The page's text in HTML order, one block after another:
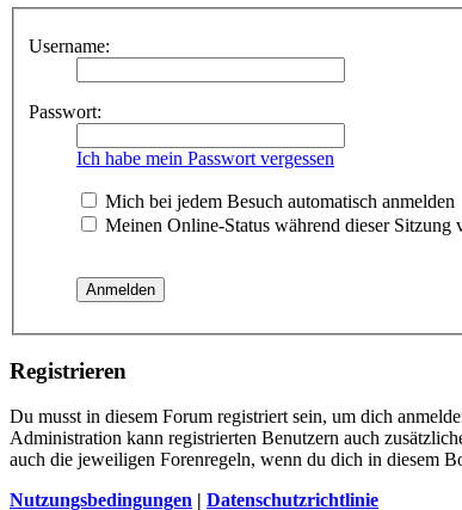
Username:
Passwort:
Ich habe mein Passwort vergessen
Mich bei jedem Besuch automatisch anmelden
Meinen Online-Status während dieser Sitzung
Registrieren
Du musst in diesem Forum registriert sein, um dich
Administration kann registrierten Benutzern auch
auch die jeweiligen Forenregeln, wenn du dich in diesem
Nutzungsbedingungen | Datenschutzrichtlinie